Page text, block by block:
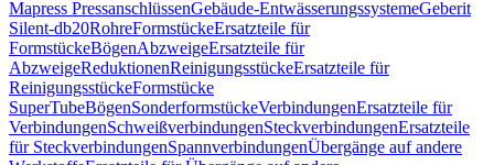
Mapress PressanschlüssenGebäude-EntwässerungssystemeGeberit
Silent-db20RohreFormstückeErsatzteile für
FormstückeBögenAbzweigeErsatzteile für
AbzweigeReduktionenReinigungsstückeErsatzteile für
ReinigungsstückeFormstücke
SuperTubeBögenSonderformstückeVerbindungenErsatzteile für
VerbindungenSchweißverbindungenSteckverbindungenErsatzteile
für SteckverbindungenSpannverbindungenÜbergänge auf andere